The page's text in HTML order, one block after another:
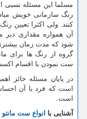
مسلما این مسئله
رنگ سازمانی خویش
کنند. ولی اکثرا تعیین
آن همواره مقداری
شود که مدت زمان
گروه از رنگ ها برای
ست نمودن با اقسام
در پایان مسئله حائز
است که فرد با آن
است.
آشنایی با انواع ست مانتو